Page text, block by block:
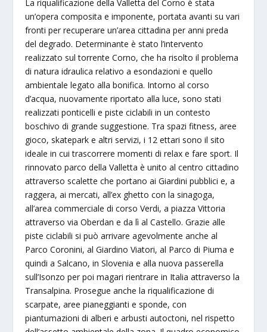
La riqualificazione della Valletta del Corno è stata
un’opera composita e imponente, portata avanti su vari
fronti per recuperare un’area cittadina per anni preda
del degrado. Determinante è stato l’intervento
realizzato sul torrente Corno, che ha risolto il problema
di natura idraulica relativo a esondazioni e quello
ambientale legato alla bonifica. Intorno al corso
d’acqua, nuovamente riportato alla luce, sono stati
realizzati ponticelli e piste ciclabili in un contesto
boschivo di grande suggestione. Tra spazi fitness, aree
gioco, skatepark e altri servizi, i 12 ettari sono il sito
ideale in cui trascorrere momenti di relax e fare sport. Il
rinnovato parco della Valletta è unito al centro cittadino
attraverso scalette che portano ai Giardini pubblici e, a
raggera, ai mercati, all’ex ghetto con la sinagoga,
all’area commerciale di corso Verdi, a piazza Vittoria
attraverso via Oberdan e da lì al Castello. Grazie alle
piste ciclabili si può arrivare agevolmente anche al
Parco Coronini, al Giardino Viatori, al Parco di Piuma e
quindi a Salcano, in Slovenia e alla nuova passerella
sull’Isonzo per poi magari rientrare in Italia attraverso la
Transalpina. Prosegue anche la riqualificazione di
scarpate, aree pianeggianti e sponde, con
piantumazioni di alberi e arbusti autoctoni, nel rispetto